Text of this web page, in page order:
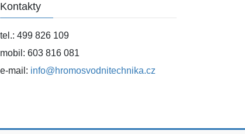
Kontakty
tel.: 499 826 109
mobil: 603 816 081
e-mail: info@hromosvodnitechnika.cz